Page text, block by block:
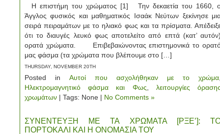
Η επιστήμη του χρώματος [1] Την δεκαετία του 1660,
Άγγλος φυσικός και μαθηματικός Ισαάκ Νεύτων ξεκίνησε
σειρά πειραμάτων με το ηλιακό φως και τα πρίσματα.
ότι το διαυγές λευκό φως αποτελείτο από επτά (κατ’
ορατά χρώματα. Επιβεβαιώνοντας επιστημονικά το
μας φάσμα (τα χρώματα που βλέπουμε στο […]
THURSDAY, NOVEMBER 20TH
Posted in Αυτοί που ασχολήθηκαν με το χρώμα
Ηλεκτρομαγνητικό φάσμα και Φως
λειτουργίες
χρωμάτων | Tags: None | No Comments »
ΣΥΝΕΝΤΕΥΞΗ ΜΕ ΤΑ ΧΡΩΜΑΤΑ [ΡΞΕ’]:
ΠΟΡΤΟΚΑΛΙ ΚΑΙ Η ΟΝΟΜΑΣΙΑ ΤΟΥ